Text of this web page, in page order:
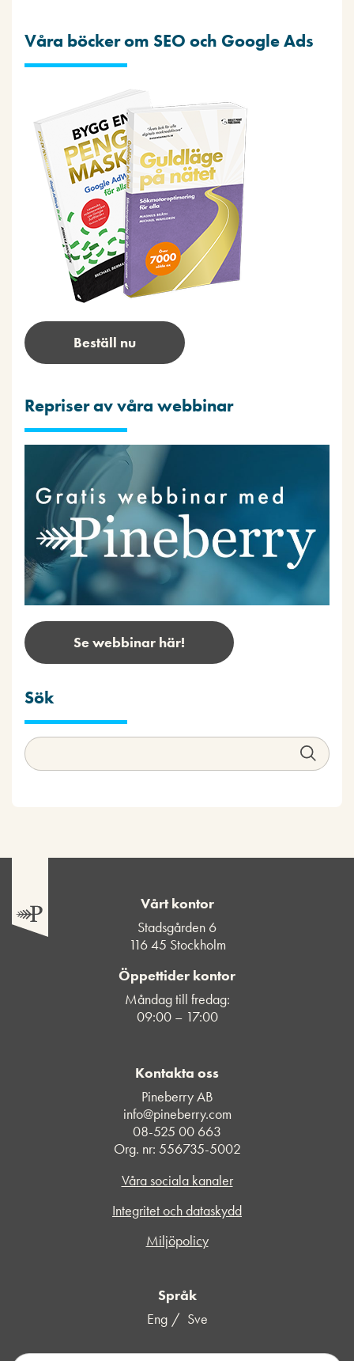
Våra böcker om SEO och Google Ads
Beställ nu
Repriser av våra webbinar
Se webbinar här!
Sök
Vårt kontor
Stadsgården 6
116 45 Stockholm
Öppettider kontor
Måndag till fredag:
09:00 – 17:00
Kontakta oss
Pineberry AB
info@pineberry.com
08-525 00 663
Org. nr: 556735-5002
Våra sociala kanaler
Integritet och dataskydd
Miljöpolicy
Språk
Eng
Sve